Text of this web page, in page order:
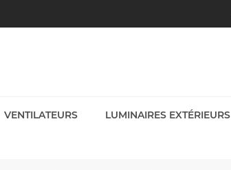
VENTILATEURS LUMINAIRES EXTÉRIEURS